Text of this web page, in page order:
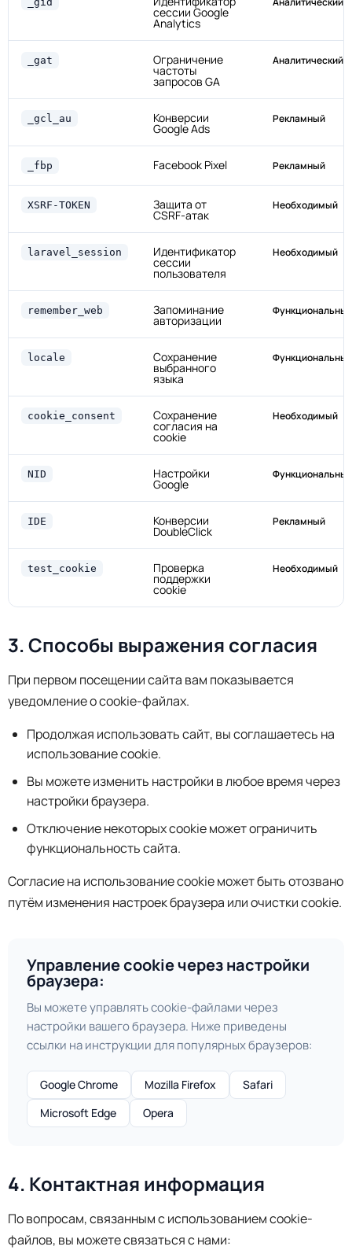
сессии Google
Analytics
_gat Ограничение
частоты
запросов GA
Аналитический
_gcl_au Конверсии
Google Ads
Рекламный
_fbp Facebook Pixel Рекламный
XSRF-TOKEN Защита от
CSRF-атак
Необходимый
laravel_session Идентификатор
сессии
пользователя
Необходимый
remember_web Запоминание
авторизации
Функциональный
locale Сохранение
выбранного
языка
Функциональный
cookie_consent Сохранение
согласия на
cookie
Необходимый
NID Настройки
Google
Функциональный
IDE Конверсии
DoubleClick
Рекламный
test_cookie Проверка
поддержки
cookie
Необходимый
3. Способы выражения согласия
При первом посещении сайта вам показывается
уведомление о cookie-файлах.
Продолжая использовать сайт, вы соглашаетесь на
использование cookie.
Вы можете изменить настройки в любое время через
настройки браузера.
Отключение некоторых cookie может ограничить
функциональность сайта.
Согласие на использование cookie может быть отозвано
путём изменения настроек браузера или очистки cookie.
Управление cookie через настройки
браузера:
Вы можете управлять cookie-файлами через
настройки вашего браузера. Ниже приведены
ссылки на инструкции для популярных браузеров:
Google Chrome Mozilla Firefox
Safari
Microsoft Edge
Opera
4. Контактная информация
По вопросам, связанным с использованием cookie-
файлов, вы можете связаться с нами: